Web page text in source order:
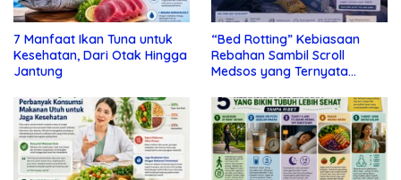
7 Manfaat Ikan Tuna untuk
Kesehatan, Dari Otak Hingga
Jantung
“Bed Rotting” Kebiasaan
Rebahan Sambil Scroll
Medsos yang Ternyata